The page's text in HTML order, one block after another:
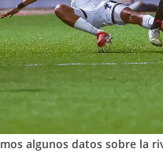
algunos datos sobre la